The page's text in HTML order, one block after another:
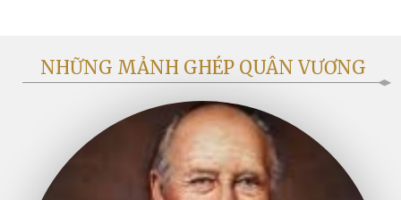
NHỮNG MẢNH GHÉP QUÂN VƯƠNG